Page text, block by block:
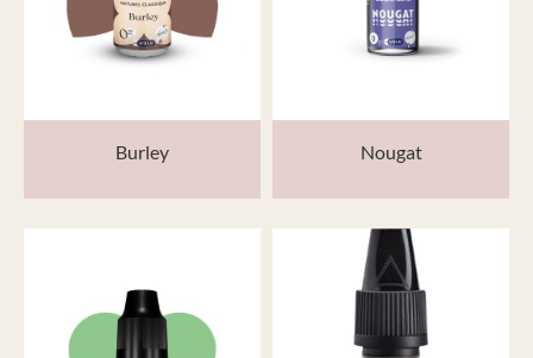
Burley Nougat